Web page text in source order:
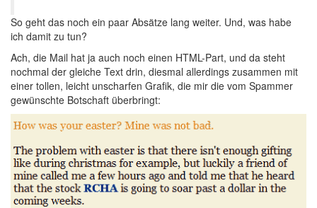
So geht das noch ein paar Absätze lang weiter. Und, was habe
ich damit zu tun?
Ach, die Mail hat ja auch noch einen HTML-Part, und da steht
nochmal der gleiche Text drin, diesmal allerdings zusammen mit
einer tollen, leicht unscharfen Grafik, die mir die vom Spammer
gewünschte Botschaft überbringt: